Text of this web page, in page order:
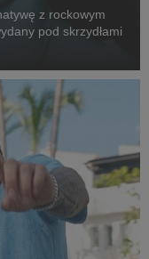
z rockowym
pod skrzydłami